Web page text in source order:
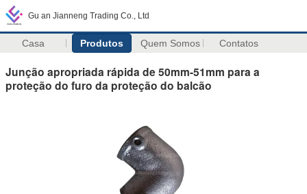
Gu an Jianneng Trading Co., Ltd
Casa Produtos Quem Somos Contatos
Junção apropriada rápida de 50mm-51mm para a
proteção do furo da proteção do balcão